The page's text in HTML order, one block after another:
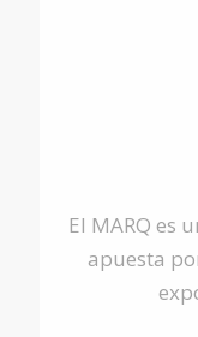
El MARQ es
apuesta